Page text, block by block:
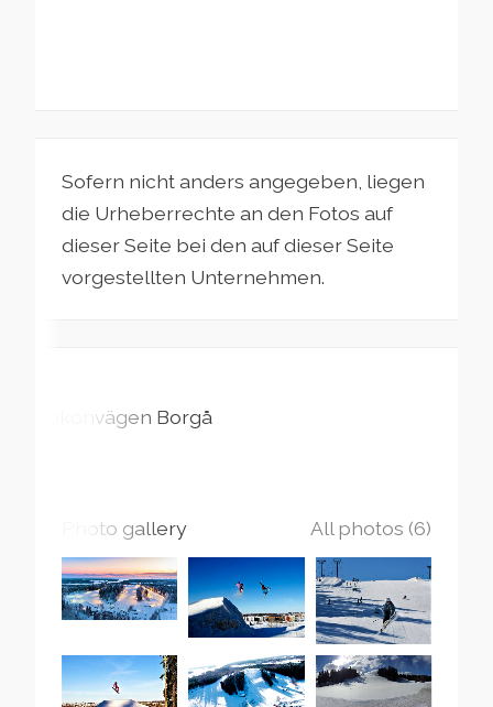
Sofern nicht anders angegeben, liegen
die Urheberrechte an den Fotos auf
dieser Seite bei den auf dieser Seite
vorgestellten Unternehmen.
Kokonvägen Borgå
Photo gallery All photos (6)